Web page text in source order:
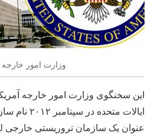
وزارت امور خارجه
این سخنگوی وزارت امور خارجه
ایالات
عنوان یک سازمان تروریستی خارجی